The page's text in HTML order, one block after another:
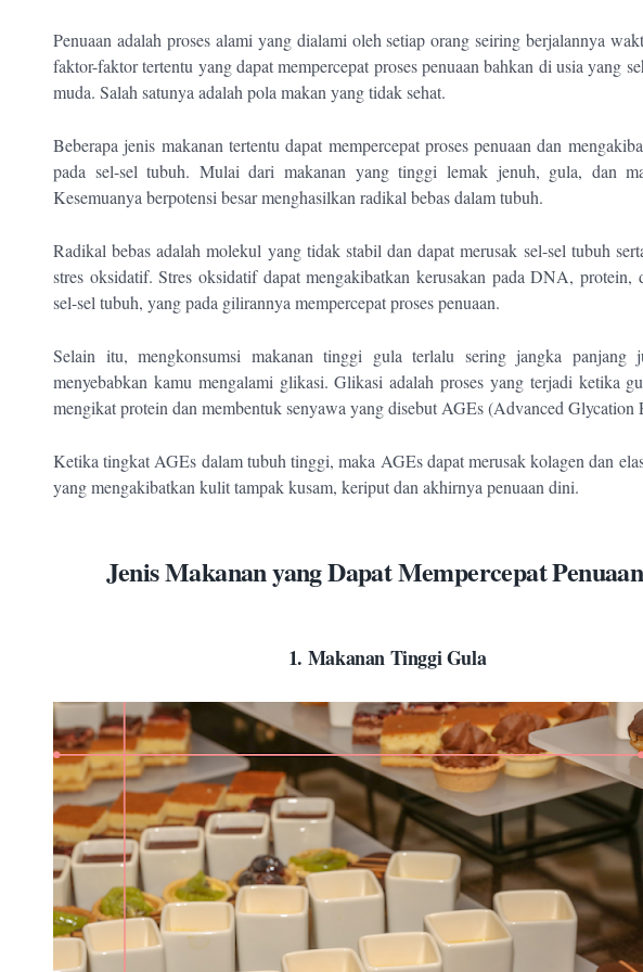
Penuaan adalah proses alami yang dialami oleh setiap orang seiring berjalannya
faktor-faktor tertentu yang dapat mempercepat proses penuaan bahkan di usia yang
muda. Salah satunya adalah pola makan yang tidak sehat.
Beberapa jenis makanan tertentu dapat mempercepat proses penuaan dan
pada sel-sel tubuh. Mulai dari makanan yang tinggi lemak jenuh, gula, dan
Kesemuanya berpotensi besar menghasilkan radikal bebas dalam tubuh.
Radikal bebas adalah molekul yang tidak stabil dan dapat merusak sel-sel tubuh
stres oksidatif. Stres oksidatif dapat mengakibatkan kerusakan pada DNA, protein,
sel-sel tubuh, yang pada gilirannya mempercepat proses penuaan.
Selain itu, mengkonsumsi makanan tinggi gula terlalu sering jangka panjang
menyebabkan kamu mengalami glikasi. Glikasi adalah proses yang terjadi ketika
mengikat protein dan membentuk senyawa yang disebut AGEs (Advanced Glycation
Ketika tingkat AGEs dalam tubuh tinggi, maka AGEs dapat merusak kolagen dan
yang mengakibatkan kulit tampak kusam, keriput dan akhirnya penuaan dini.
Jenis Makanan yang Dapat Mempercepat
1. Makanan Tinggi Gula